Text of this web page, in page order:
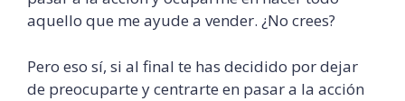
aquello que me ayude a vender. ¿No crees?
Pero eso sí, si al final te has decidido por dejar
de preocuparte y centrarte en pasar a la acción